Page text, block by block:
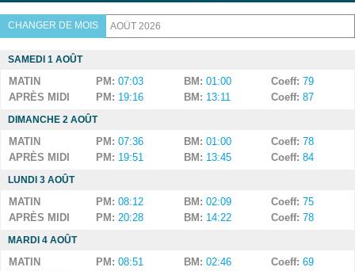
CHANGER DE MOIS
SAMEDI 1 AOÛT
MATIN PM: 07:03 BM: 01:00 Coeff: 79
APRÈS MIDI
PM: 19:16 BM: 13:11 Coeff: 87
DIMANCHE 2 AOÛT
MATIN PM: 07:36 BM: 01:00 Coeff: 78
APRÈS MIDI
PM: 19:51 BM: 13:45 Coeff: 84
LUNDI 3 AOÛT
MATIN PM: 08:12 BM: 02:09 Coeff: 75
APRÈS MIDI
PM: 20:28 BM: 14:22 Coeff: 78
MARDI 4 AOÛT
MATIN PM: 08:51 BM: 02:46 Coeff: 69